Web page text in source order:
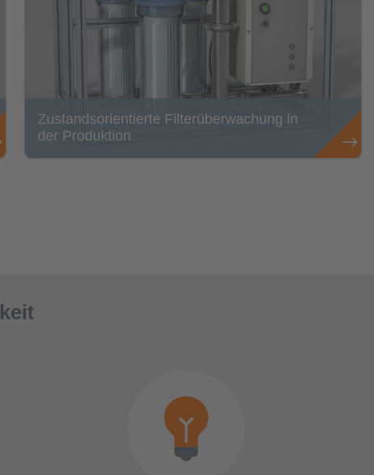
Zustandsorientierte Filterüberwachung in
der Produktion